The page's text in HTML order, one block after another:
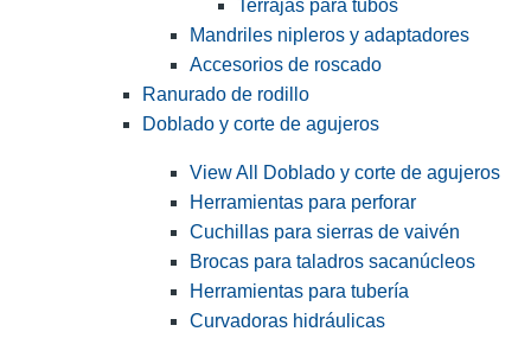
Terrajas para tubos
Mandriles nipleros y adaptadores
Accesorios de roscado
Ranurado de rodillo
Doblado y corte de agujeros
View All Doblado y corte de agujeros
Herramientas para perforar
Cuchillas para sierras de vaivén
Brocas para taladros sacanúcleos
Herramientas para tubería
Curvadoras hidráulicas